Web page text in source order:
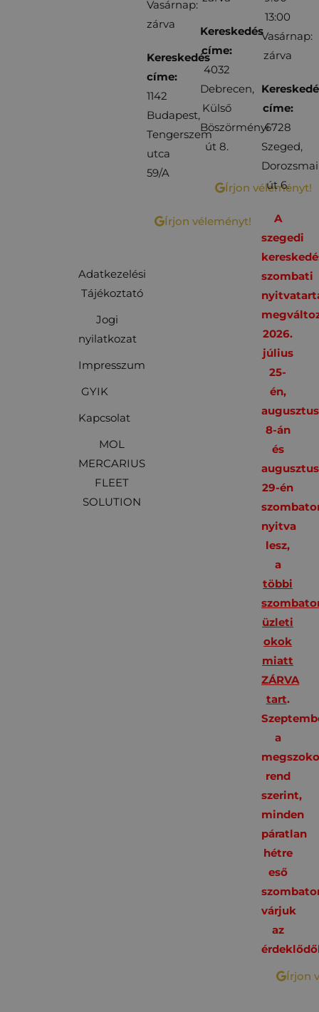
Adatkezelési
Tájékoztató
Jogi
nyilatkozat
Impresszum
GYIK
Kapcsolat
MOL
MERCARIUS
FLEET
SOLUTION
Vasárnap:
zárva
Kereskedés
címe:
1142
Budapest,
Tengerszem
utca
59/A
Írjon véleményt!
Kereskedés
címe:
4032
Debrecen,
Külső
Böszörményi
út 8.
Írjon véleményt!
13:00
Vasárnap:
zárva
címe:
6728
Szeged,
Dorozsmai
út 6.
A
szegedi
szombati
2026.
július
25-
én,
augusztus
8-án
és
augusztus
29-én
nyitva
lesz,
a
többi
üzleti
okok
miatt
ZÁRVA
tart.
a
rend
szerint,
minden
páratlan
hétre
eső
várjuk
az
Írjon